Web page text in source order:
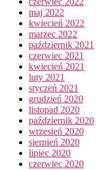
maj 2022
kwiecień 2022
marzec 2022
październik 2021
czerwiec 2021
kwiecień 2021
luty 2021
styczeń 2021
grudzień 2020
listopad 2020
październik 2020
wrzesień 2020
sierpień 2020
lipiec 2020
czerwiec 2020